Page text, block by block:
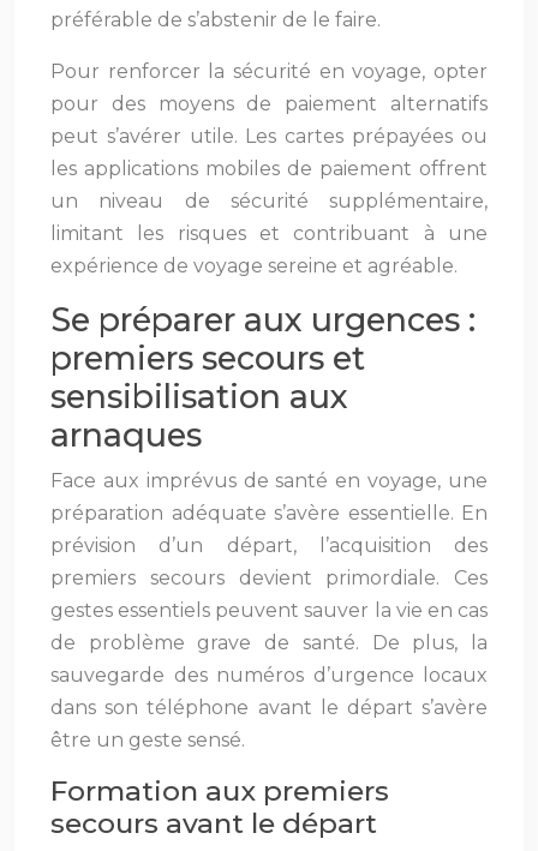
préférable de s’abstenir de le faire.
Pour renforcer la sécurité en voyage, opter
pour des moyens de paiement alternatifs
peut s’avérer utile. Les cartes prépayées ou
les applications mobiles de paiement offrent
un niveau de sécurité supplémentaire,
limitant les risques et contribuant à une
expérience de voyage sereine et agréable.
Se préparer aux urgences :
premiers secours et
sensibilisation aux
arnaques
Face aux imprévus de santé en voyage, une
préparation adéquate s’avère essentielle. En
prévision d’un départ, l’acquisition des
premiers secours devient primordiale. Ces
gestes essentiels peuvent sauver la vie en cas
de problème grave de santé. De plus, la
sauvegarde des numéros d’urgence locaux
dans son téléphone avant le départ s’avère
être un geste sensé.
Formation aux premiers
secours avant le départ